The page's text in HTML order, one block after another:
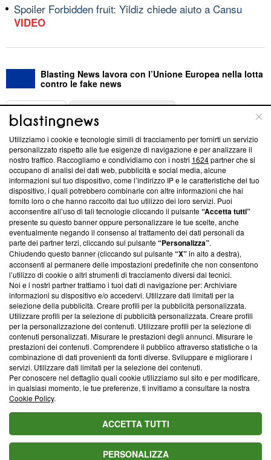
Spoiler Forbidden fruit: Yildiz chiede aiuto a Cansu
VIDEO
Blasting News lavora con l’Unione Europea nella lotta
contro le fake news
ABOUT
Questa sezione offre informazioni trasparenti su Blasting
News, sui nostri processi editoriali e su come ci impegniamo a
creare news di qualità. Inoltre, afferma la nostra aderenza a
‘Trust Project - News with Integrity’Blasting News non è
ancora membro del programma, ma ha richiesto di farne
parte; Trust Project non ha ancora effettuato una verifica di
conformità agli standard.
Su di noi
Team editoriale
Corporate
Redazione
Informativa Privacy
Cookie Policy
Blasting SA, IDI CHE-247.845.224, Via Carlo Frasca, 3 - 6900
Lugano (Svizzera) Tel:+39 0690258937
© 2026 Blasting News
Utilizziamo i cookie e tecnologie simili di tracciamento per fornirti un servizio
personalizzato rispetto alle tue esigenze di navigazione e per analizzare il
nostro traffico. Raccogliamo e condividiamo con i nostri 1624partner che si
occupano di analisi dei dati web, pubblicità e social media, alcune
informazioni sul tuo dispositivo, come l’indirizzo IP e le caratteristiche del tuo
dispositivo, i quali potrebbero combinarle con altre informazioni che hai
fornito loro o che hanno raccolto dal tuo utilizzo dei loro servizi. Puoi
acconsentire all’uso di tali tecnologie cliccando il pulsante“Accetta tutti”
presente su questo banner oppure personalizzare le tue scelte, anche
eventualmente negando il consenso al trattamento dei dati personali da
parte dei partner terzi, cliccando sul pulsante“Personalizza”.
Chiudendo questo banner (cliccando sul pulsante“X”in alto a destra),
acconsenti al permanere delle impostazioni predefinite che non consentono
l’utilizzo di cookie o altri strumenti di tracciamento diversi dai tecnici.
Noi e i nostri partner trattiamo i tuoi dati di navigazione per: Archiviare
informazioni su dispositivo e/o accedervi. Utilizzare dati limitati per la
selezione della pubblicità. Creare profili per la pubblicità personalizzata.
Utilizzare profili per la selezione di pubblicità personalizzata. Creare profili
per la personalizzazione dei contenuti. Utilizzare profili per la selezione di
contenuti personalizzati. Misurare le prestazioni degli annunci. Misurare le
prestazioni dei contenuti. Comprendere il pubblico attraverso statistiche o la
combinazione di dati provenienti da fonti diverse. Sviluppare e migliorare i
servizi. Utilizzare dati limitati per la selezione dei contenuti.
Per conoscere nel dettaglio quali cookie utilizziamo sul sito e per modificare,
in qualsiasi momento, le tue preferenze, ti invitiamo a consultare la nostra
Cookie Policy.
ACCETTA TUTTI
PERSONALIZZA